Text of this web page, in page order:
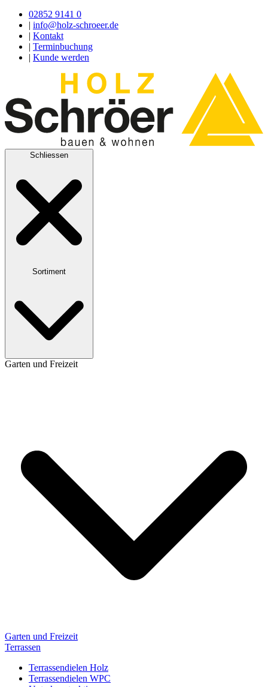
02852 9141 0
info@holz-schroeer.de
Kontakt
Terminbuchung
Kunde werden
Schliessen
Sortiment
Garten und Freizeit
Garten und Freizeit
Terrassen
Terrassendielen Holz
Terrassendielen WPC